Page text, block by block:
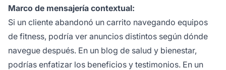
Marco de mensajería contextual:
Si un cliente abandonó un carrito navegando equipos
de fitness, podría ver anuncios distintos según dónde
navegue después. En un blog de salud y bienestar,
podrías enfatizar los beneficios y testimonios. En un